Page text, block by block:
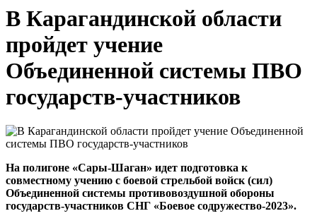
В Карагандинской области
пройдет учение
Объединенной системы ПВО
государств-участников
На полигоне «Сары-Шаган» идет подготовка к
совместному учению с боевой стрельбой войск (сил)
Объединенной системы противовоздушной обороны
государств-участников СНГ «Боевое содружество-2023».